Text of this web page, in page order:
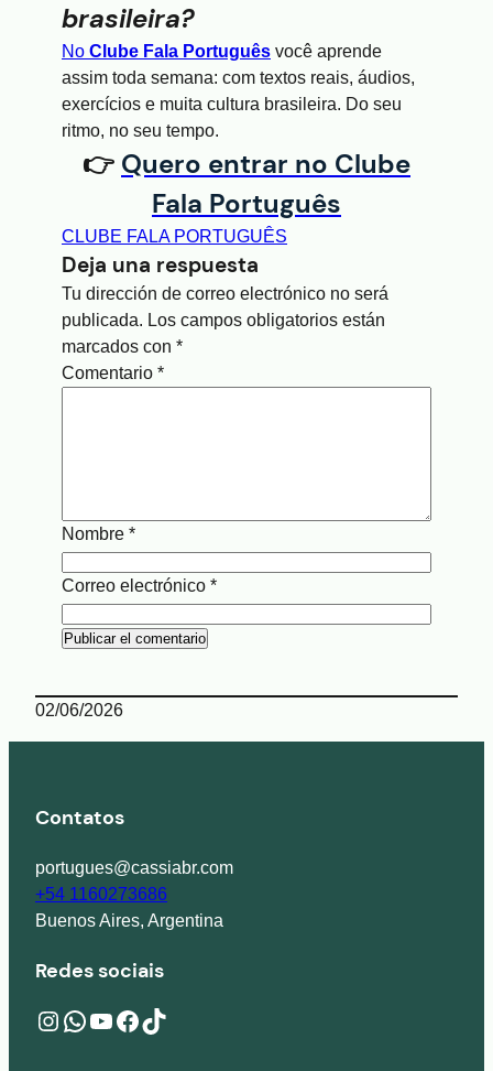
brasileira?
No Clube Fala Português você aprende
assim toda semana: com textos reais, áudios,
exercícios e muita cultura brasileira. Do seu
ritmo, no seu tempo.
👉 Quero entrar no Clube
Fala Português
CLUBE FALA PORTUGUÊS
Deja una respuesta
Tu dirección de correo electrónico no será
publicada. Los campos obligatorios están
marcados con *
Comentario *
Nombre *
Correo electrónico *
02/06/2026
Contatos
portugues@cassiabr.com
+54 1160273686
Buenos Aires, Argentina
Redes sociais
Instagram wa.me/541160273686 YouTube Facebook TikTok